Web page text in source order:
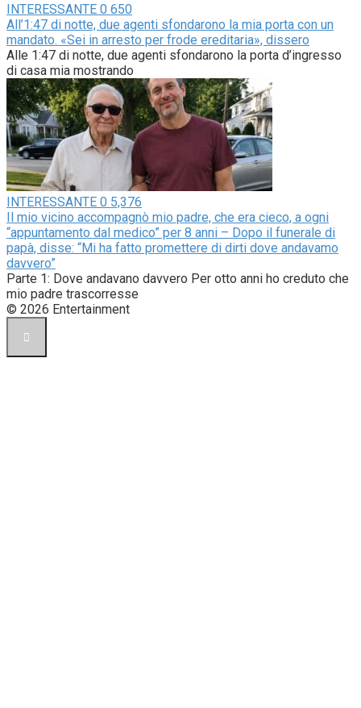
INTERESSANTE 0 650
All’1:47 di notte, due agenti sfondarono la mia porta con un
mandato. «Sei in arresto per frode ereditaria», dissero
Alle 1:47 di notte, due agenti sfondarono la porta d’ingresso
di casa mia mostrando
INTERESSANTE 0 5,376
Il mio vicino accompagnò mio padre, che era cieco, a ogni
“appuntamento dal medico” per 8 anni – Dopo il funerale di
papà, disse: “Mi ha fatto promettere di dirti dove andavamo
davvero”
Parte 1: Dove andavano davvero Per otto anni ho creduto che
mio padre trascorresse
© 2026 Entertainment